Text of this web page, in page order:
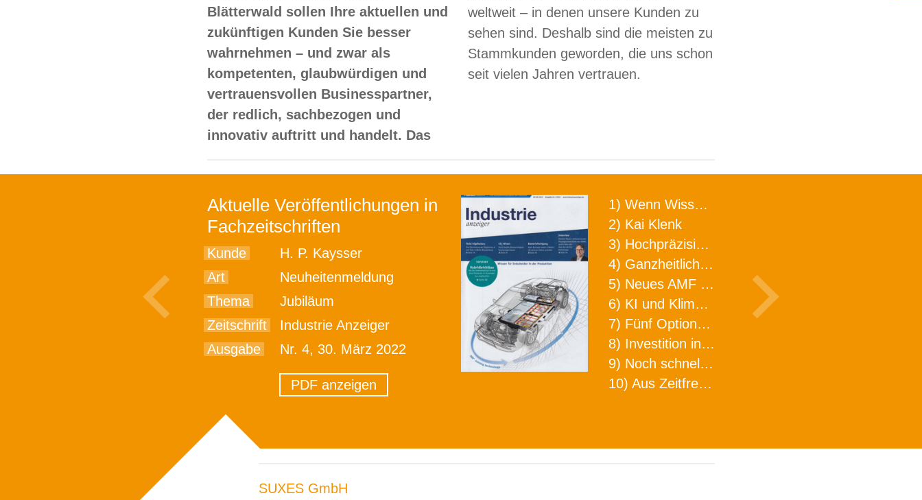
Blätterwald sollen Ihre aktuellen und
zukünftigen Kunden Sie besser
wahrnehmen – und zwar als
kompetenten, glaubwürdigen und
vertrauensvollen Businesspartner,
der redlich, sachbezogen und
innovativ auftritt und handelt. Das
weltweit – in denen unsere Kunden zu
sehen sind. Deshalb sind die meisten zu
Stammkunden geworden, die uns schon
seit vielen Jahren vertrauen.
Aktuelle Veröffentlichungen in
Fachzeitschriften
Kunde
H. P. Kaysser
Art
Neuheitenmeldung
Thema
Jubiläum
Zeitschrift
Industrie Anzeiger
Ausgabe
Nr. 4, 30. März 2022
PDF anzeigen
1) Wenn Wissen geht, kann ARNO WERKZEUGE helfen
2) Kai Klenk
3) Hochpräzision in neuer Dimension
4) Ganzheitlicher Ansatz für mehr Effizienz und Produktivität in der Zerspanung
5) Neues AMF Logistikzentrum feierlich eröffnet
6) KI und Klimaschutz im Schaltanlagenbau
7) Fünf Optionen, wie man Zeitfresser in Effizienz umwandelt
8) Investition in Fellbach mit nachhaltiger Logistik und Lagerfläche
9) Noch schnellere Lieferung
10) Aus Zeitfressern wird Effizienz
SUXES GmbH